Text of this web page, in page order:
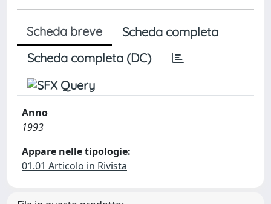
Scheda breve
Scheda completa
Scheda completa (DC)
Anno
1993
Appare nelle tipologie:
01.01 Articolo in Rivista